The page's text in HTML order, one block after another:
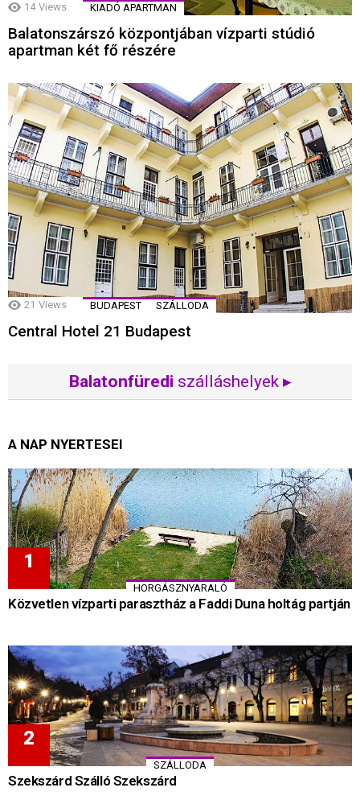
14 Views KIADÓ APARTMAN
Balatonszárszó központjában vízparti stúdió
apartman két fő részére
21 Views BUDAPEST SZÁLLODA
Central Hotel 21 Budapest
Balatonfüredi szálláshelyek ▸
A NAP NYERTESEI
HORGÁSZNYARALÓ
Közvetlen vízparti parasztház a Faddi Duna holtág partján
SZÁLLODA
Szekszárd Szálló Szekszárd